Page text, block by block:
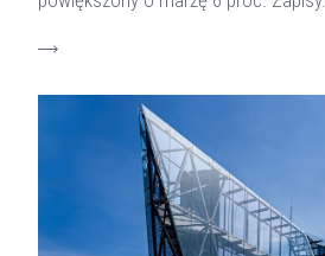
czytaj więcej